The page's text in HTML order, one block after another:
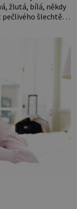
žlutá, bílá, někdy
šlechtění